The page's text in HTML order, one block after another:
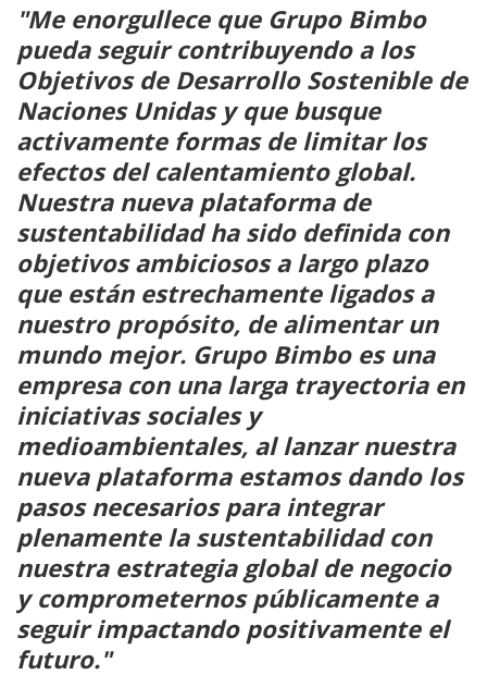
"Me enorgullece que Grupo Bimbo
pueda seguir contribuyendo a los
Objetivos de Desarrollo Sostenible de
Naciones Unidas y que busque
activamente formas de limitar los
efectos del calentamiento global.
Nuestra nueva plataforma de
sustentabilidad ha sido definida con
objetivos ambiciosos a largo plazo
que están estrechamente ligados a
nuestro propósito, de alimentar un
mundo mejor. Grupo Bimbo es una
empresa con una larga trayectoria en
iniciativas sociales y
medioambientales, al lanzar nuestra
nueva plataforma estamos dando los
pasos necesarios para integrar
plenamente la sustentabilidad con
nuestra estrategia global de negocio
y comprometernos públicamente a
seguir impactando positivamente el
futuro."